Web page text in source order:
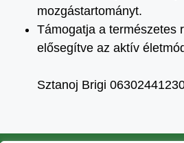
mozgástartományt.
Támogatja a természetes
elősegítve az aktív
Sztanoj Brigi